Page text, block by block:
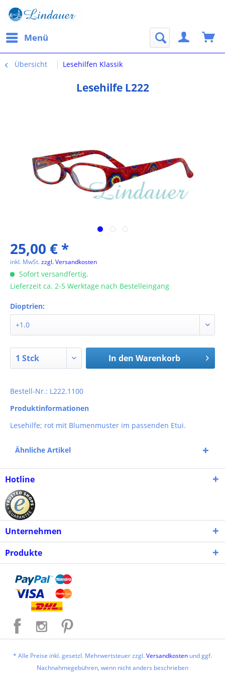
Menü
Übersicht Lesehilfen Klassik
Lesehilfe L222
25,00 € *
inkl. MwSt.zzgl. Versandkosten
Sofort versandfertig,
Lieferzeit ca. 2-5 Werktage nach Bestelleingang
Dioptrien:
In den Warenkorb
Bestell-Nr.: L222.1100
Produktinformationen
Lesehilfe; rot mit Blumenmuster im passenden Etui.
Ähnliche Artikel
Hotline
Unternehmen
Produkte
* Alle Preise inkl. gesetzl. Mehrwertsteuer zzgl.Versandkosten und ggf.
Nachnahmegebühren, wenn nicht anders beschrieben